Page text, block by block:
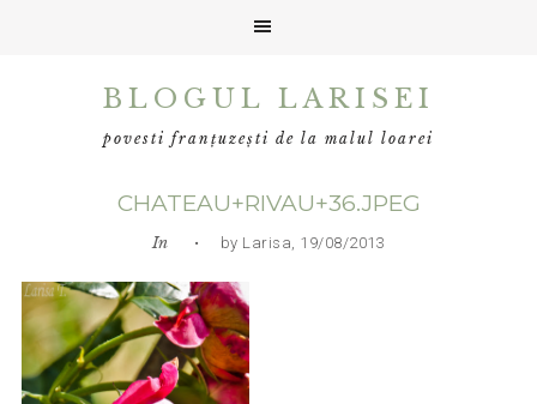
BLOGUL LARISEI
povesti franțuzești de la malul loarei
CHATEAU+RIVAU+36.JPEG
In • by Larisa, 19/08/2013